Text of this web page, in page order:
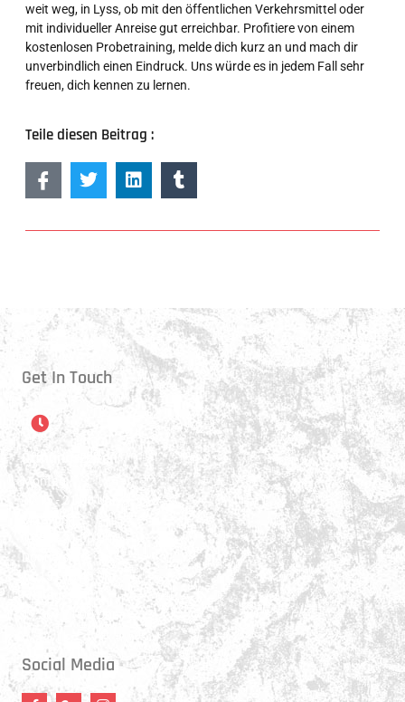
weit weg, in Lyss, ob mit den öffentlichen Verkehrsmittel oder
mit individueller Anreise gut erreichbar. Profitiere von einem
kostenlosen Probetraining, melde dich kurz an und mach dir
unverbindlich einen Eindruck. Uns würde es in jedem Fall sehr
freuen, dich kennen zu lernen.
Teile diesen Beitrag :
Get In Touch
Öffnungszeiten
Montag:
17:15 - 21:00 Uhr
Mittwoch:
17:30 - 21:00 Uhr
Donnerstag:
17:15 - 18:45 Uhr
17:30 - 21:00 Uhr
Social Media